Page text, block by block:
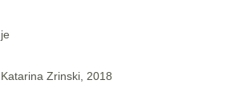
Zrinski, 2018